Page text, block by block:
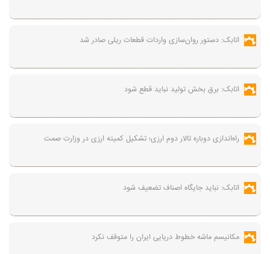
اتابک: دستور روان‌سازی واردات قطعات ریلی صادر شد
اتابک: برق بخش تولید نباید قطع شود
راه‌اندازی دوباره تالار دوم ارزی؛ تشکیل کمیته ارزی در وزارت صمت
اتابک: نباید جایگاه اصناف تضعیف شود
مکانیسم ماشه خطوط دریایی ایران را متوقف نکرد